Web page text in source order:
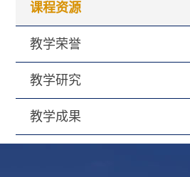
课程资源
教学荣誉
教学研究
教学成果